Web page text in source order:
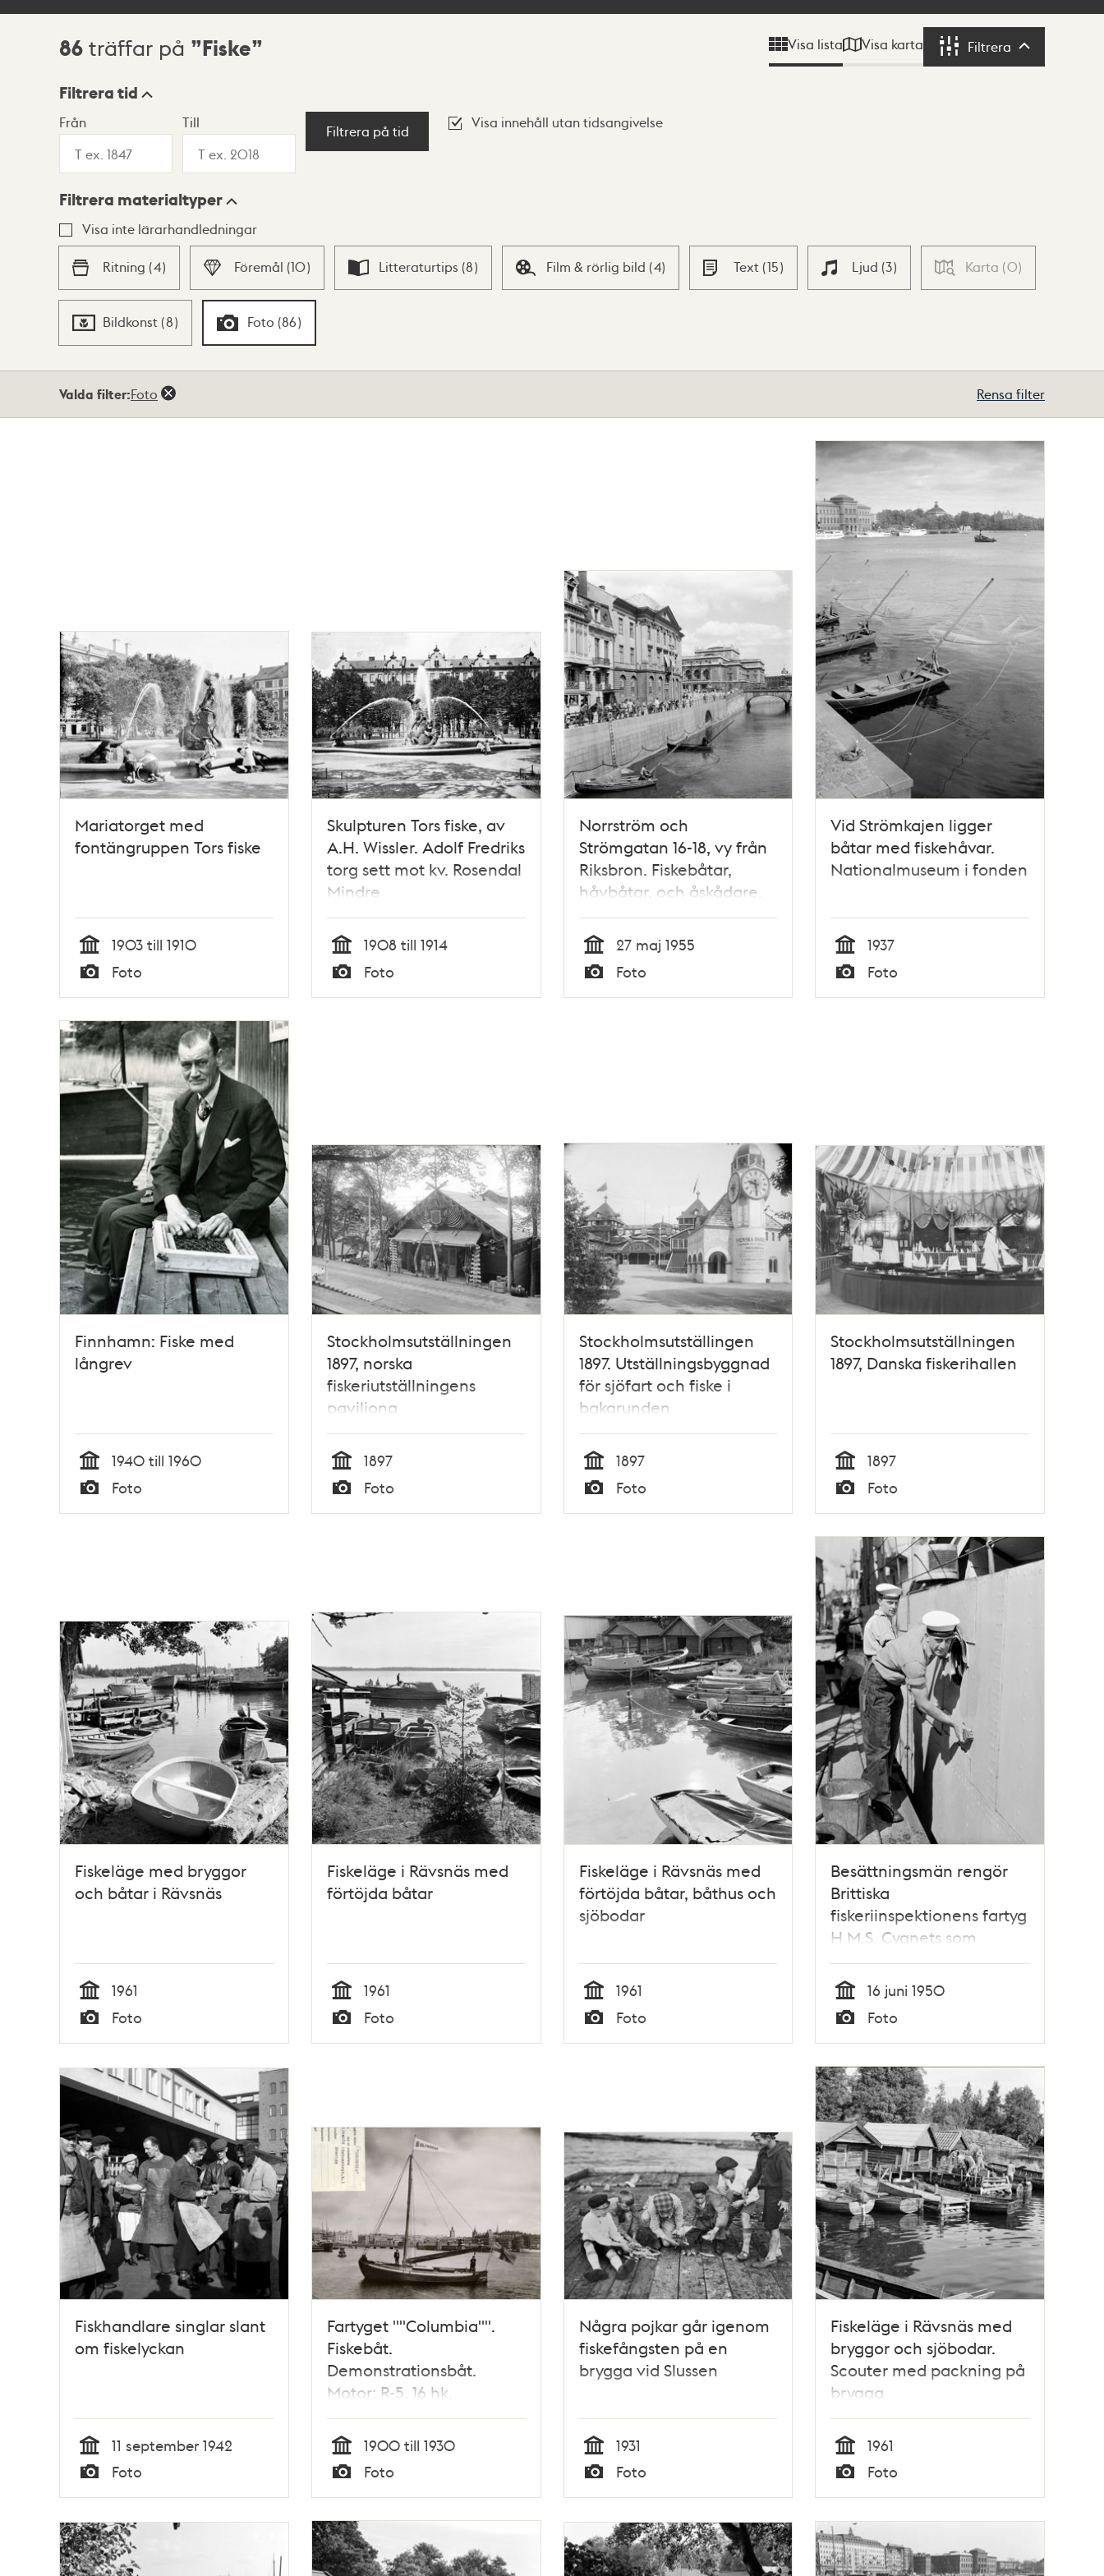
Sökresultat
86 träffar på Fiske Visa lista Visa karta Filtrera Filtrera
Visningsläge
Lista Karta
Filtrera tid
Från Till
Filtrera på tid
Visa innehåll utan tidsangivelse
Filtrera materialtyper
Visa inte lärarhandledningar
Ritning (4) Föremål (10) Litteraturtips (8) Film & rörlig bild (4) Text (15) Ljud (3) Karta (0)
Bildkonst (8) Foto (86)
Valda filter:Foto Rensa filter
Mariatorget med
fontängruppen Tors fiske
Tid
1903 till 1910
Typ
Foto
Skulpturen Tors fiske, av
A.H. Wissler. Adolf Fredriks
torg sett mot kv. Rosendal
Mindre
Tid
1908 till 1914
Typ
Foto
Norrström och
Strömgatan 16-18, vy från
Riksbron. Fiskebåtar,
håvbåtar, och åskådare.
Operahuset i fonden
Tid
27 maj 1955
Typ
Foto
Vid Strömkajen ligger
båtar med fiskehåvar.
Nationalmuseum i fonden
Tid
1937
Typ
Foto
Finnhamn: Fiske med
långrev
Tid
1940 till 1960
Typ
Foto
Stockholmsutställningen
1897, norska
fiskeriutställningens
paviljong
Tid
1897
Typ
Foto
Stockholmsutställingen
1897. Utställningsbyggnad
för sjöfart och fiske i
bakgrunden
Tid
1897
Typ
Foto
Stockholmsutställningen
1897, Danska fiskerihallen
Tid
1897
Typ
Foto
Fiskeläge med bryggor
och båtar i Rävsnäs
Tid
1961
Typ
Foto
Fiskeläge i Rävsnäs med
förtöjda båtar
Tid
1961
Typ
Foto
Fiskeläge i Rävsnäs med
förtöjda båtar, båthus och
sjöbodar
Tid
1961
Typ
Foto
Besättningsmän rengör
Brittiska
fiskeriinspektionens fartyg
H.M.S. Cygnets som
ankommit till Stockholm
Tid
16 juni 1950
Typ
Foto
Fiskhandlare singlar slant
om fiskelyckan
Tid
11 september 1942
Typ
Foto
Fartyget ""Columbia"".
Fiskebåt.
Demonstrationsbåt.
Motor: R-5, 16 hk.
Tid
1900 till 1930
Typ
Foto
Några pojkar går igenom
fiskefångsten på en
brygga vid Slussen
Tid
1931
Typ
Foto
Fiskeläge i Rävsnäs med
bryggor och sjöbodar.
Scouter med packning på
brygga
Tid
1961
Typ
Foto